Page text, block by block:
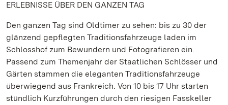
ERLEBNISSE ÜBER DEN GANZEN TAG
Den ganzen Tag sind Oldtimer zu sehen: bis zu 30 der
glänzend gepflegten Traditionsfahrzeuge laden im
Schlosshof zum Bewundern und Fotografieren ein.
Passend zum Themenjahr der Staatlichen Schlösser und
Gärten stammen die eleganten Traditionsfahrzeuge
überwiegend aus Frankreich. Von 10 bis 17 Uhr starten
stündlich Kurzführungen durch den riesigen Fasskeller